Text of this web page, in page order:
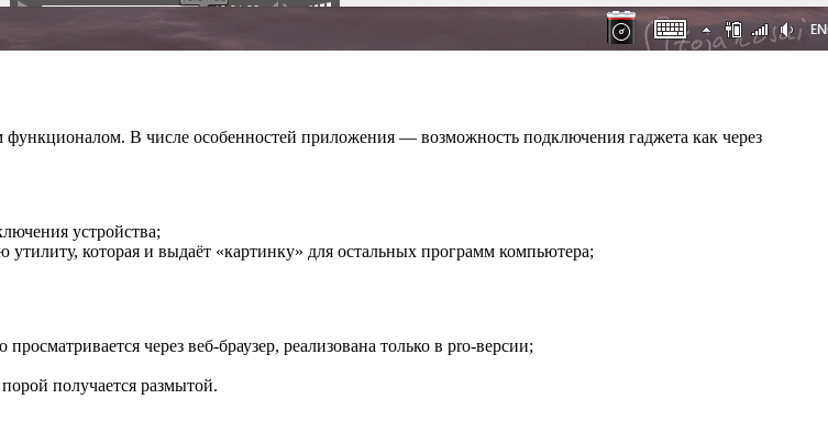
функционалом. В числе особенностей приложения — возможность подключения гаджета как через
устройства;
которая и выдаёт «картинку» для остальных программ компьютера;
через веб-браузер, реализована только в pro-версии;
получается размытой.